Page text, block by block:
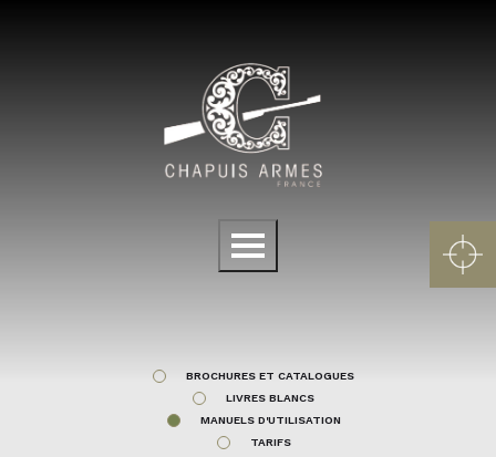
Menu
BROCHURES ET CATALOGUES
LIVRES BLANCS
MANUELS D'UTILISATION
TARIFS